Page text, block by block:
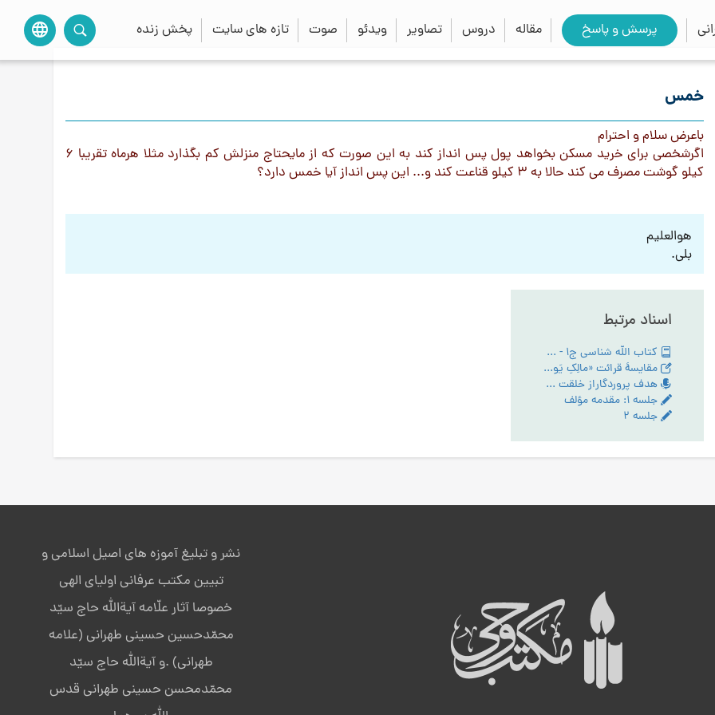
پرسش و پاسخ مقاله دروس تصاویر ویدئو صوت تازه های سایت پخش زنده language search
close
خمس
باعرض سلام و احترام
اگرشخصی برای خرید مسکن بخواهد پول پس انداز کند به این صورت که از مایحتاج منزلش کم بگذارد مثلا هرماه تقریبا 6
کیلو گوشت مصرف می کند حالا به 3 کیلو قناعت کند و... این پس انداز آیا خمس دارد؟
هوالعلیم
بلی.
اسناد مرتبط
کتاب الله شناسی ج1 - PDF
مقایسۀ قرائت «مالِکِ یَومِ الدّین» و «مَلِکِ یَومِ الدّین» در سورۀ حمد
هدف پروردگاراز خلقت انسان - تبیین مقام عبودیت- آیین رستگاری ج:1
جلسه ۱: مقدمه مؤلف
جلسه ۲
نشر و تبلیغ آموزه های اصیل اسلامی و
تبیین مکتب عرفانی اولیای الهی
خصوصا آثار علّامه آیةالله حاج سیّد
محمّدحسین حسینی طهرانی (علامه
طهرانی) .و آیةالله حاج سیّد
محمّدمحسن حسینی طهرانی قدس